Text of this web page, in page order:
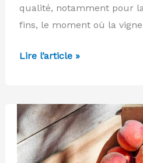
qualité, notamment pour
fins, le moment où la
Comment
vigne
pour
un
raisin
Lire l’article »